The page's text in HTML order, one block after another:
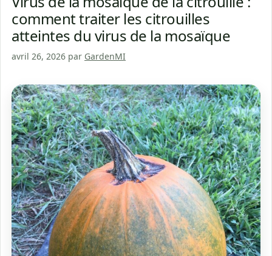
comment traiter les citrouilles
atteintes du virus de la mosaïque
avril 26, 2026 par GardenMI